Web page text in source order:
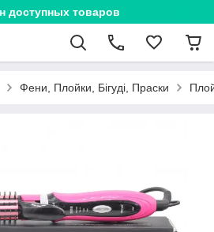
доступных товаров
Фени, Плойки, Бігуді, Праски